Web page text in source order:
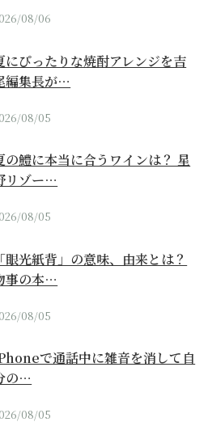
08/06
にぴったりな焼酎アレンジを吉
編集長が…
08/05
の鱧に本当に合うワインは？ 星
リゾー…
08/05
「眼光紙背」の意味、由来とは？
事の本…
08/05
で通話中に雑音を消して自
の…
08/05